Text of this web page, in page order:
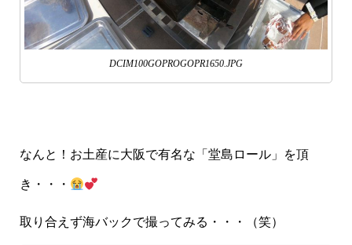
DCIM100GOPROGOPR1650.JPG
なんと！お土産に大阪で有名な「堂島ロール」を頂
き・・・
取り合えず海バックで撮ってみる・・・（笑）